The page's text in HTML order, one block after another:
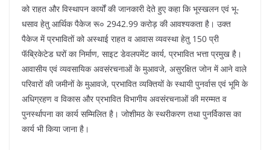
को राहत और विस्थापन कार्यों की जानकारी देते हुए कहा कि भूस्खलन एवं भू-
धसाव हेतु आर्थिक पैकेज रू० 2942.99 करोड़ की आवश्यकता है। उक्त
पैकेज में प्रभावितों को अस्थाई राहत व आवास व्यवस्था हेतु 150 प्री
फॅब्रिकेटेड घरों का निर्माण, साइट डेवलपमेंट कार्य, प्रभावित भत्ता प्रमुख है।
आवासीय एवं व्यवसायिक अवसंरचनाओं के मुआवजे, असुरक्षित जोन में आने वाले
परिवारों की जमीनों के मुआवजे, प्रभावित व्यक्तियों के स्थायी पुनर्वास एवं भूमि के
अधिग्रहण व विकास और प्रभावित विभागीय अवसंरचनाओं की मरम्मत व
पुनर्स्थापना का कार्य सम्मिलित है। जोशीमठ के स्थरीकरण तथा पुनर्विकास का
कार्य भी किया जाना है।